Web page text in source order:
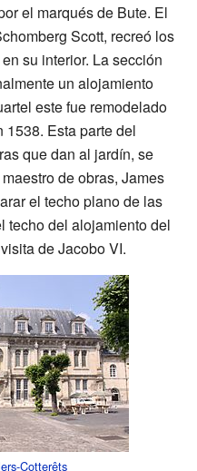
el marqués de Bute. El
Scott, recreó los
su interior. La sección
un alojamiento
este fue remodelado
Esta parte del
que dan al jardín, se
de obras, James
el techo plano de las
techo del alojamiento del
de Jacobo VI.
Cotterêts